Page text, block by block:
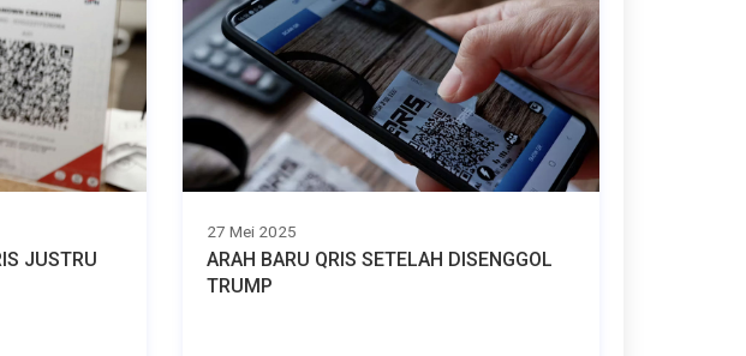
JUSTRU
27 Mei 2025
ARAH BARU QRIS SETELAH DISENGGOL
TRUMP